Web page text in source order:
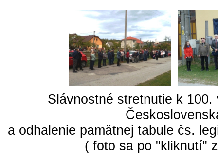
Slávnostné stretnutie k 100.
a odhalenie pamätnej tabule čs.
( foto sa po "kliknutí"